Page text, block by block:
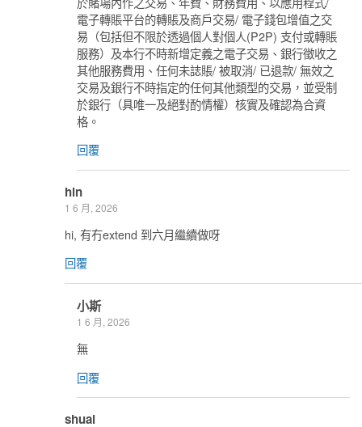
電子轉賬平台的轉賬及商戶交易/ 電子錢包增值之交
易（包括但不限於透過個人對個人(P2P) 支付或轉賬
服務）及本行不時新增定義之電子交易、銀行徵收之
其他服務費用、任何未誌賬/ 被取消/ 已退款/ 無效之
交易及銀行不時指定的任何其他類型的交易，並受制
於銀行（具唯一及絕對酌情權）核實及確認為合資
格。
回覆
hin
1 6 月, 2026
hi, 有冇extend 到六月繼續做呀
回覆
小斯
1 6 月, 2026
無
回覆
shuai